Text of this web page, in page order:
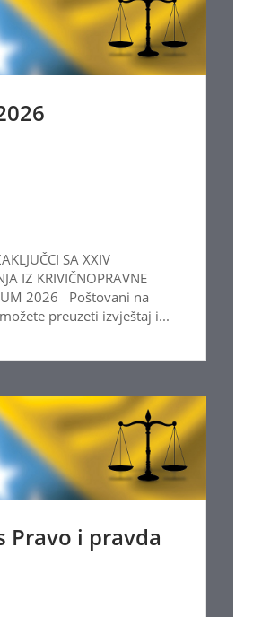
SA XXIV
IZ KRIVIČNOPRAVNE
2026 Poštovani na
preuzeti izvještaj i...
Pravo i pravda